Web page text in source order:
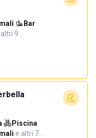
· Bar·
9…
· Piscina·
·e altri 7…